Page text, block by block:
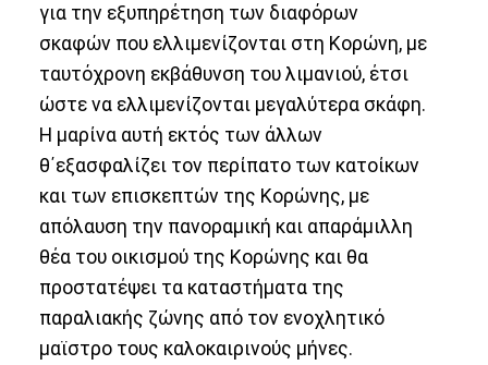
για την εξυπηρέτηση των διαφόρων
σκαφών που ελλιμενίζονται στη Κορώνη, με
ταυτόχρονη εκβάθυνση του λιμανιού, έτσι
ώστε να ελλιμενίζονται μεγαλύτερα σκάφη.
Η μαρίνα αυτή εκτός των άλλων
θ΄εξασφαλίζει τον περίπατο των κατοίκων
και των επισκεπτών της Κορώνης, με
απόλαυση την πανοραμική και απαράμιλλη
θέα του οικισμού της Κορώνης και θα
προστατέψει τα καταστήματα της
παραλιακής ζώνης από τον ενοχλητικό
μαϊστρο τους καλοκαιρινούς μήνες.